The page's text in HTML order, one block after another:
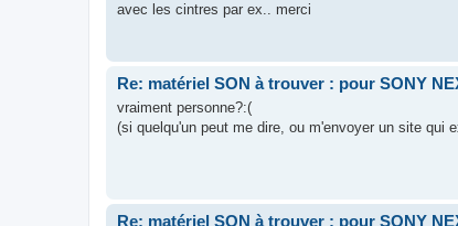
avec les cintres par ex.. merci
Re: matériel SON à trouver : pour SONY
vraiment personne?:(
(si quelqu'un peut me dire, ou m'envoyer un site qui
Re: matériel SON à trouver : pour SONY